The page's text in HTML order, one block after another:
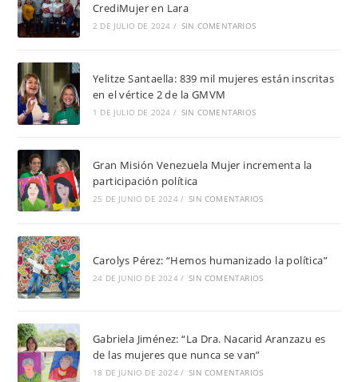
CrediMujer en Lara
2 DE JULIO DE 2024 / SIN COMENTARIOS
Yelitze Santaella: 839 mil mujeres están inscritas
en el vértice 2 de la GMVM
1 DE JULIO DE 2024 / SIN COMENTARIOS
Gran Misión Venezuela Mujer incrementa la
participación política
25 DE JUNIO DE 2024 / SIN COMENTARIOS
Carolys Pérez: “Hemos humanizado la política”
24 DE JUNIO DE 2024 / SIN COMENTARIOS
Gabriela Jiménez: “La Dra. Nacarid Aranzazu es
de las mujeres que nunca se van”
18 DE JUNIO DE 2024 / SIN COMENTARIOS